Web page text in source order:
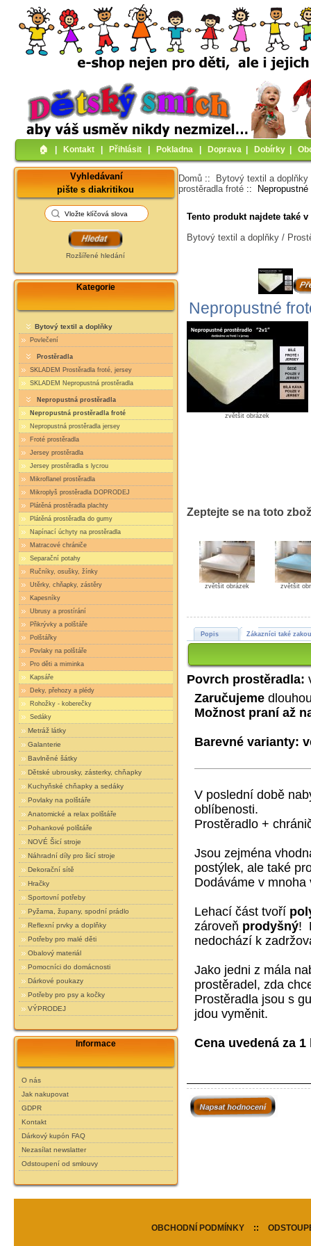
🏠︎ Kontakt Přihlásit Pokladna Doprava Dobírky
Vyhledávaní
pište s diakritikou
Rozšířené hledání
Kategorie
Bytový textil a doplňky
Povlečení
Prostěradla
SKLADEM Prostěradla froté, jersey
SKLADEM Nepropustná prostěradla
Nepropustná prostěradla
Nepropustná prostěradla froté
Nepropustná prostěradla jersey
Froté prostěradla
Jersey prostěradla
Jersey prostěradla s lycrou
Mikroflanel prostěradla
Mikroplyš prostěradla DOPRODEJ
Plátěná prostěradla plachty
Plátěná prostěradla do gumy
Napínací úchyty na prostěradla
Matracové chrániče
Separační potahy
Ručníky, osušky, žínky
Utěrky, chňapky, zástěry
Kapesníky
Ubrusy a prostírání
Přikrývky a polštáře
Polštářky
Povlaky na polštáře
Pro děti a miminka
Kapsáře
Deky, přehozy a plédy
Rohožky - koberečky
Sedáky
Metráž látky
Galanterie
Bavlněné šátky
Dětské ubrousky, zásterky, chňapky
Kuchyňské chňapky a sedáky
Povlaky na polštáře
Anatomické a relax polštáře
Pohankové polštáře
NOVÉ Šicí stroje
Náhradní díly pro šicí stroje
Dekorační sítě
Hračky
Sportovní potřeby
Pyžama, župany, spodní prádlo
Reflexní prvky a doplňky
Potřeby pro malé děti
Obalový materiál
Pomocníci do domácnosti
Dárkové poukazy
Potřeby pro psy a kočky
VÝPRODEJ
Informace
O nás
Jak nakupovat
GDPR
Kontakt
Dárkový kupón FAQ
Nezasílat newslatter
Odstoupení od smlouvy
Domů :: Bytový textil a doplňky
prostěradla froté :: Nepropustné
Tento produkt najdete také
Bytový textil a doplňky /
Nepropustné
zvětšit obrázek
Zeptejte se na toto
zvětšit obrázek zvětšit
Popis Zákazníci také
Povrch prostěradla:
Zaručujeme
Možnost praní až
Barevné varianty:
V poslední době
oblíbenosti.
Prostěradlo +
Jsou zejména
postýlek, ale také
Dodáváme v mnoha
Lehací část tvoří
zároveň prodyšný!
nedochází k
Jako jedni z mála
prostěradel, zda
Prostěradla jsou s
jdou vyměnit.
Cena uvedená za 1
OBCHODNÍ PODMÍNKY ::